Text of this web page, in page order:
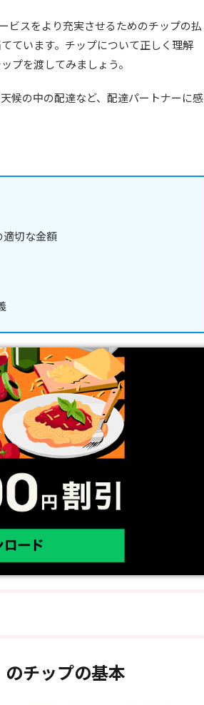
ビスをより充実させるためのチップの払
ています。チップについて正しく理解
プを渡してみましょう。
候の中の配達など、配達パートナーに感
切な金額
チップの基本